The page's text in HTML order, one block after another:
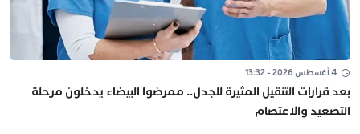
4 أغسطس 2026 - 13:32
بعد قرارات التنقيل المثيرة للجدل.. ممرضوا البيضاء يدخلون مرحلة
التصعيد والاعتصام